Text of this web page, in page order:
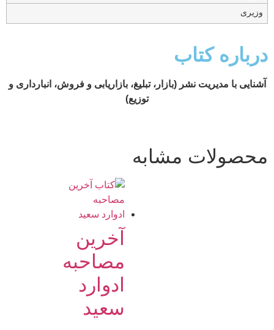
وزیری
درباره کتاب
آشنايى با مديريت نشر (بازار، تبلیغ، بازاریابی و فروش، انبارداری و
توزیع)
محصولات مشابه
آخرین
مصاحبه
ادوارد
سعید